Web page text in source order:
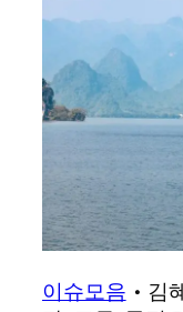
이슈모음 • 김